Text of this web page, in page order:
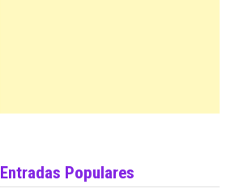
Entradas Populares